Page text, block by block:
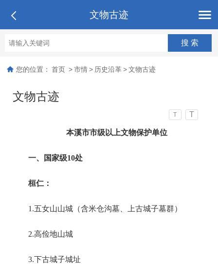
文物古迹
您的位置： 首页 > 市情 > 历史沿革 > 文物古迹
文物古迹
T T
本溪市市级以上文物保护单位
一、国家级10处
桓仁：
1.五女山山城（含米仓沟墓、上古城子墓群）
2.高俭地山城
3.下古城子城址